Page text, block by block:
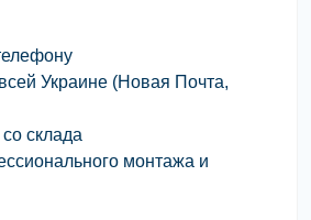
Украине (Новая Почта,
склада
монтажа и